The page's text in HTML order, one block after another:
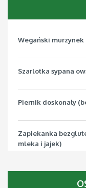
Wegański
Szarlotka sypana
Piernik doskonały
Zapiekanka
mleka i jajek)